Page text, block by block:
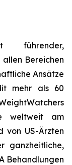
führender,
Bereichen
Ansätze
mehr als 60
weltweit am
von US-Ärzten
ganzheitliche,
Behandlungen